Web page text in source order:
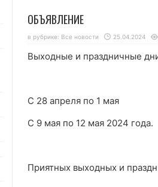
ОБЪЯВЛЕНИЕ
в рубрике: Все новости 25.04.2024
Выходные и праздничные
С 28 апреля по 1 мая
С 9 мая по 12 мая 2024 года.
Приятных выходных и